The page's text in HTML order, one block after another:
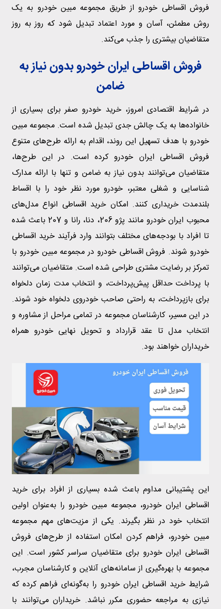
فروش اقساطی خودرو از طریق مجموعه مبین خودرو به یک
روش مطمئن، آسان و مورد اعتماد تبدیل شود که روز به روز
متقاضیان بیشتری را جذب می‌کند.
فروش اقساطی ایران خودرو بدون نیاز به
ضامن
در شرایط اقتصادی امروز، خرید خودرو صفر برای بسیاری از
خانواده‌ها به یک چالش جدی تبدیل شده است. مجموعه مبین
خودرو با هدف تسهیل این روند، اقدام به ارائه طرح‌های متنوع
فروش اقساطی ایران خودرو کرده است. در این طرح‌ها،
متقاضیان می‌توانند بدون نیاز به ضامن و تنها با ارائه مدارک
شناسایی و شغلی معتبر، خودرو مورد نظر خود را با اقساط
بلندمدت خریداری کنند. امکان خرید اقساطی انواع مدل‌های
محبوب ایران خودرو مانند پژو 206، دنا، رانا و 207 باعث شده
تا افراد با بودجه‌های مختلف بتوانند وارد فرآیند خرید اقساطی
خودرو شوند. فروش اقساطی خودرو در مجموعه مبین خودرو با
تمرکز بر رضایت مشتری طراحی شده است. متقاضیان می‌توانند
با پرداخت حداقل پیش‌پرداخت، و انتخاب مدت زمان دلخواه
برای بازپرداخت، به راحتی صاحب خودروی دلخواه خود شوند.
در این مسیر، کارشناسان مجموعه در تمامی مراحل از مشاوره و
انتخاب مدل تا عقد قرارداد و تحویل نهایی خودرو همراه
خریداران خواهند بود.
این پشتیبانی مداوم باعث شده بسیاری از افراد برای خرید
اقساطی ایران خودرو، مجموعه مبین خودرو را به‌عنوان اولین
انتخاب خود در نظر بگیرند. یکی از مزیت‌های مهم مجموعه
مبین خودرو، فراهم کردن امکان استفاده از طرح‌های فروش
اقساطی ایران خودرو برای متقاضیان سراسر کشور است. این
مجموعه با بهره‌گیری از سامانه‌های آنلاین و کارشناسان مجرب،
شرایط خرید اقساطی ایران خودرو را به‌گونه‌ای فراهم کرده که
نیازی به مراجعه حضوری مکرر نباشد. خریداران می‌توانند با